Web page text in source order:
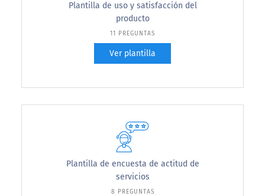
Plantilla de uso y satisfacción del
producto
11 PREGUNTAS
Ver plantilla
Plantilla de encuesta de actitud de
servicios
8 PREGUNTAS